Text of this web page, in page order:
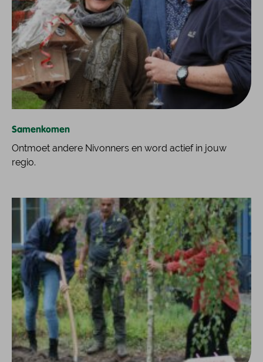
Samenkomen
Ontmoet andere Nivonners en word actief in jouw
regio.